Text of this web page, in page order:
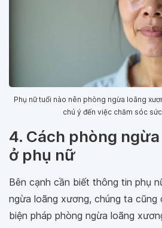
Phụ nữ tuổi nào nên phòng ngừa loãng
chú ý đến việc chăm sóc
4. Cách phòng
ở phụ nữ
Bên cạnh cần biết thông tin phụ
ngừa loãng xương, chúng ta cũng
biện pháp phòng ngừa loãng